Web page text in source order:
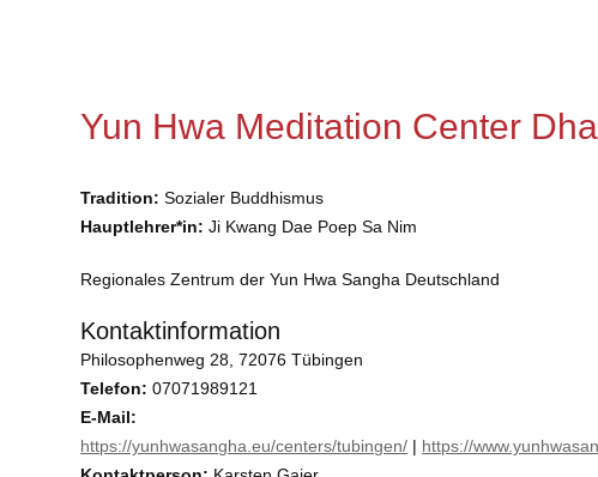
Yun Hwa Meditation Center
Tradition: Sozialer Buddhismus
Hauptlehrer*in: Ji Kwang Dae Poep Sa Nim
Regionales Zentrum der Yun Hwa Sangha Deutschland
Kontaktinformation
Philosophenweg 28, 72076 Tübingen
Telefon: 07071989121
E-Mail:
https://yunhwasangha.eu/centers/tubingen/ | https://